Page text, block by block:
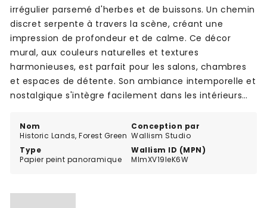
Nom
Historic Lands, Forest Green
Conception par
Wallism Studio
Type
Papier peint panoramique
Wallism ID (MPN)
MlmXV19leK6W
irrégulier parsemé d'herbes et de buissons. Un chemin
discret serpente à travers la scène, créant une
impression de profondeur et de calme. Ce décor
mural, aux couleurs naturelles et textures
harmonieuses, est parfait pour les salons, chambres
et espaces de détente. Son ambiance intemporelle et
nostalgique s'intègre facilement dans les intérieurs
atmosphère sereine.